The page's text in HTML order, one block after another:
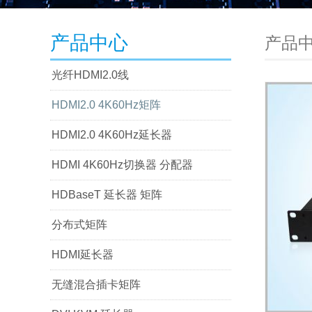
产品中心
光纤HDMI2.0线
HDMI2.0 4K60Hz矩阵
HDMI2.0 4K60Hz延长器
HDMI 4K60Hz切换器 分配器
HDBaseT 延长器 矩阵
分布式矩阵
HDMI延长器
无缝混合插卡矩阵
产品